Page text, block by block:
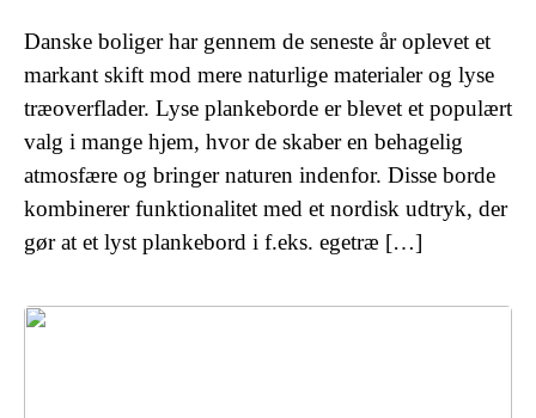
Danske boliger har gennem de seneste år oplevet et
markant skift mod mere naturlige materialer og lyse
træoverflader. Lyse plankeborde er blevet et populært
valg i mange hjem, hvor de skaber en behagelig
atmosfære og bringer naturen indenfor. Disse borde
kombinerer funktionalitet med et nordisk udtryk, der
gør at et lyst plankebord i f.eks. egetræ […]